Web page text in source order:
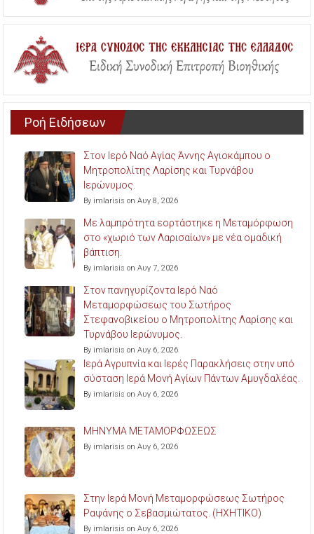
Ροή Ειδήσεων
Στον Ιερό Ναό Αγίας Άννης Αγιοκάμπου ο
Μητροπολίτης Λαρίσης και Τυρνάβου
Ιερώνυμος.
By imlarisis on Αυγ 8, 2026
Με λαμπρότητα εορτάστηκε η Μεταμόρφωση
στο «χωριό των Λαρισαίων» με νέα ομαδική
βάπτιση.
By imlarisis on Αυγ 7, 2026
Στον πανηγυρίζοντα Ιερό Ναό
Μεταμορφώσεως του Σωτήρος
Στεφανοβικείου ο Μητροπολίτης Λαρίσης και
Τυρνάβου Ιερώνυμος.
By imlarisis on Αυγ 6, 2026
Ιερά Αγρυπνία και Ιερές Παρακλήσεις στην υπό
σύσταση Ιερά Μονή Αγίων Πάντων Αμυγδαλέας.
By imlarisis on Αυγ 6, 2026
ΜΗΝΥΜΑ ΜΕΤΑΜΟΡΦΩΣΕΩΣ
By imlarisis on Αυγ 6, 2026
Στην Ιερά Μονή Μεταμορφώσεως Σωτήρος
Ραψάνης ο Σεβασμιώτατος. (ΗΧΗΤΙΚΟ)
By imlarisis on Αυγ 6, 2026